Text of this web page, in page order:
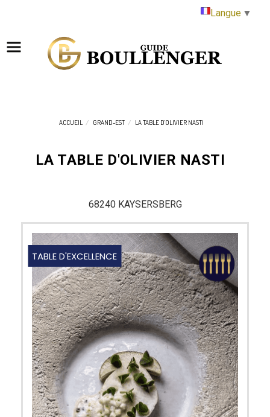
ACCUEIL GRAND-EST LA TABLE D'OLIVIER NASTI
TABLE D'EXCELLENCE
LA TABLE D'OLIVIER NASTI
68240 KAYSERSBERG
Langue ▼